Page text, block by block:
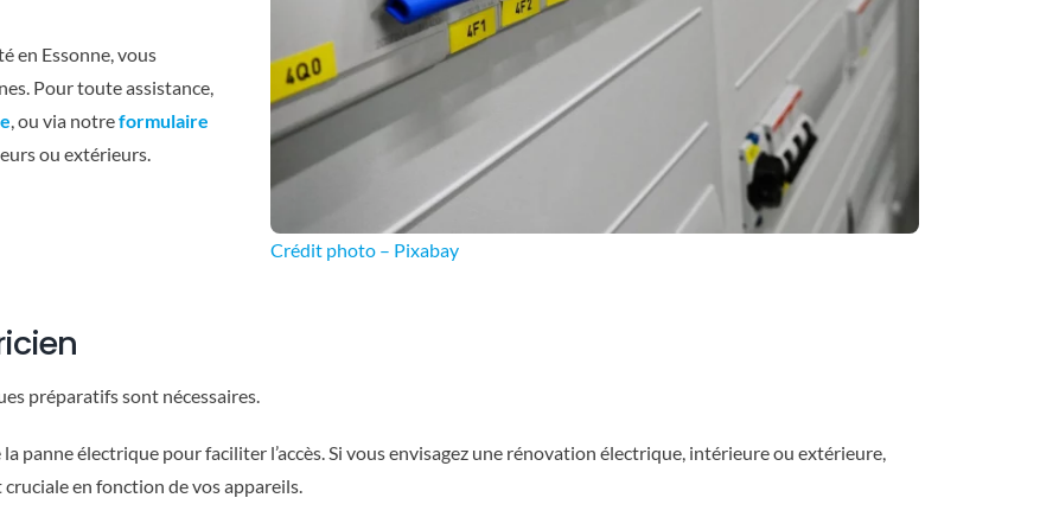
en Essonne, vous
Pour toute assistance,
, ou via notreformulaire
ou extérieurs.
Crédit photo – Pixabay
préparatifs sont nécessaires.
la panne électrique pour faciliter l’accès. Si vous envisagez une rénovation électrique, intérieure ou extérieure,
en fonction de vos appareils.